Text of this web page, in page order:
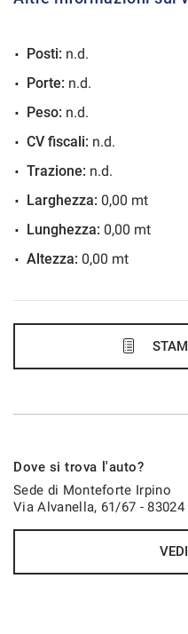
36 Mesi
898€/mese
48 Mesi
926€/mese
48 Mesi
947€/mese
Posti: n.d.
Porte: n.d.
Peso: n.d.
CV fiscali: n.d.
Trazione: n.d.
Larghezza: 0,00 mt
Lunghezza: 0,00 mt
Altezza: 0,00 mt
Dove si trova l'auto?
Sede di Monteforte Irpino
Via Alvanella, 61/67 -